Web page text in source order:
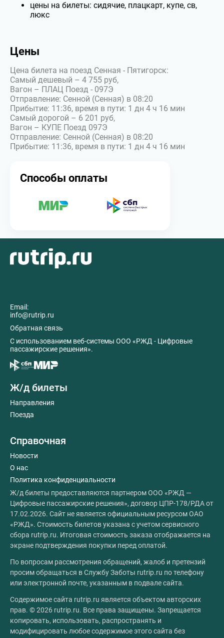
цены на билеты: сидячие, плацкарт, купе, св,
люкс
Цены
Цена билета на поезд Сенная - Пятигорск:
Самый дешевый – 4 755 руб,
Вагон – ПЛАЦ Поезд - 097Э
Отправление: Сенной (Сенная) в 08:20
Прибытие: 11:36, время в пути: 1 дн 4 ч 16 мин
Самый дорогой – 6 201 руб,
Вагон – КУПЕ Поезд 097Э
Отправление: Сенной (Сенная) в 08:20
Прибытие: 11:36, время в пути: 1 дн 4 ч 16 мин
Способы оплаты
Email:
info@rutrip.ru
Обратная связь
C использованием веб-системы ООО «РЖД - Цифровые
пассажирские решения».
Ж/д билеты
Направления
Поезда
Справочная
Новости
О нас
Политика конфиденциальности
Ж/д билеты предоставляются партнером ООО «РЖД —
Цифровые пассажирские решения», договор ЦПР-178/РДА от
17.02.2026. Сайт не является официальным ресурсом ОАО
«РЖД». Стоимость билетов указана с учетом сервисного
сбора rutrip.ru. Итоговая стоимость заказа отображается на
экране подтверждения покупки перед оплатой.
По вопросам рассмотрения обращений, жалоб и претензий
просим обращаться в Службу Заботы rutrip.ru по телефону
или электронной почте, указанным в подвале сайта.
Содержимое сайта rutrip.ru является объектом авторских
прав. © 2026 rutrip.ru. Все права защищены. Запрещается
копировать, использовать, распространять и
модифицировать любое содержимое этого сайта без